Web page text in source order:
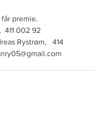
premie.
411 002 92
Rystrøm,   414